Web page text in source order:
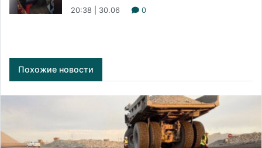
20:38 | 30.06 0
Похожие новости